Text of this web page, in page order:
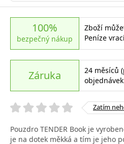
100%
bezpečný nákup
Zboží
Peníze
Záruka
24 měsíců
Zatím
Pouzdro TENDER Book je
je na dotek měkká a tím je jeho